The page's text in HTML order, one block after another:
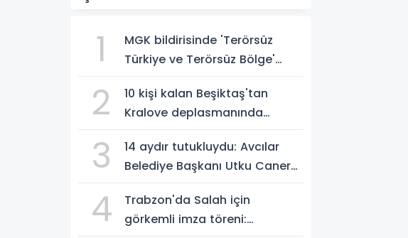
1
MGK bildirisinde 'Terörsüz
Türkiye ve Terörsüz Bölge'
2
10 kişi kalan Beşiktaş'tan
Kralove deplasmanında
3
14 aydır tutukluydu: Avcılar
Belediye Başkanı Utku Caner
4
Trabzon'da Salah için
görkemli imza töreni: